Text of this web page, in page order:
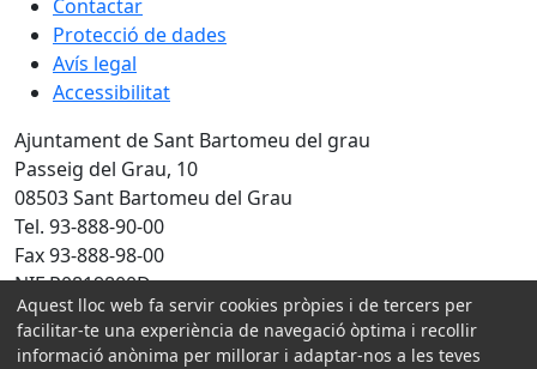
Contactar
Protecció de dades
Avís legal
Accessibilitat
Ajuntament de Sant Bartomeu del grau
Passeig del Grau, 10
08503 Sant Bartomeu del Grau
Tel. 93-888-90-00
Fax 93-888-98-00
NIF P0819800D
Amb la col·laboració de:
Aquest lloc web fa servir cookies pròpies i de tercers per
facilitar-te una experiència de navegació òptima i recollir
informació anònima per millorar i adaptar-nos a les teves